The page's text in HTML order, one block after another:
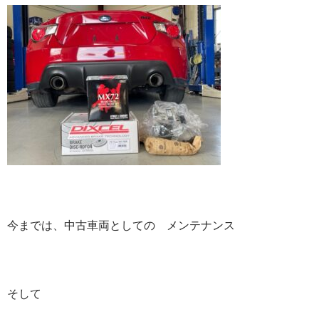
今までは、中古車両としての メンテナンス
そして